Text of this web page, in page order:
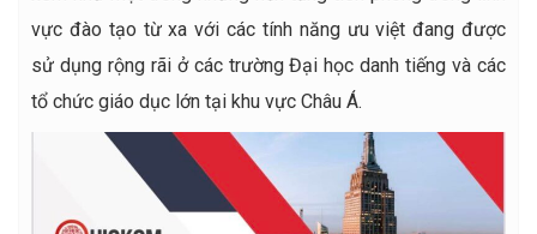
vực đào tạo từ xa với các tính năng ưu việt đang được
sử dụng rộng rãi ở các trường Đại học danh tiếng và các
tổ chức giáo dục lớn tại khu vực Châu Á.